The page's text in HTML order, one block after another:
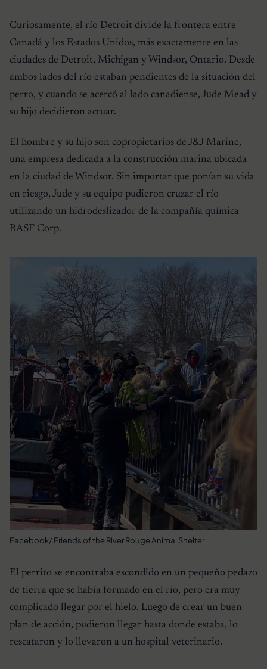
Curiosamente, el río Detroit divide la frontera entre
Canadá y los Estados Unidos, más exactamente en las
ciudades de Detroit, Michigan y Windsor, Ontario. Desde
ambos lados del río estaban pendientes de la situación del
perro, y cuando se acercó al lado canadiense, Jude Mead y
su hijo decidieron actuar.
El hombre y su hijo son copropietarios de J&J Marine,
una empresa dedicada a la construcción marina ubicada
en la ciudad de Windsor. Sin importar que ponían su vida
en riesgo, Jude y su equipo pudieron cruzar el río
utilizando un hidrodeslizador de la compañía química
BASF Corp.
Facebook/ Friends of the River Rouge Animal Shelter
El perrito se encontraba escondido en un pequeño pedazo
de tierra que se había formado en el río, pero era muy
complicado llegar por el hielo. Luego de crear un buen
plan de acción, pudieron llegar hasta donde estaba, lo
rescataron y lo llevaron a un hospital veterinario.